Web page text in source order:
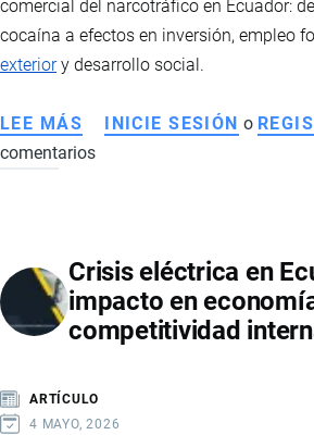
comercial del narcotráfico en Ecuador:
cocaína a efectos en inversión, empleo
exteriory desarrollo social.
LEE MÁS SOBRE
CÓMO
ECUADOR
AFECTA
LA
EMPLEO
INICIE SESIÓN o
comentarios
Crisis eléctrica en
impacto en
competitividad
ARTÍCULO
4 MAYO, 2026